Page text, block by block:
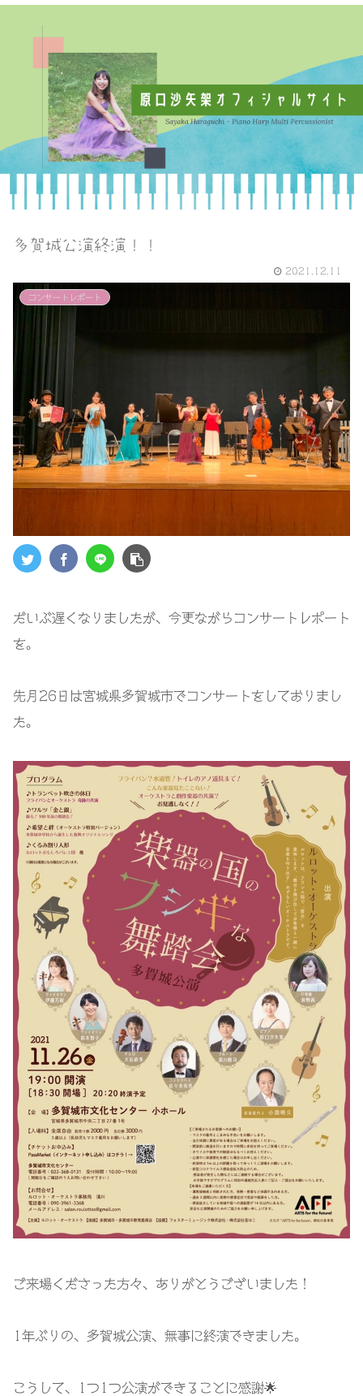
多賀城公演終演！！
2021.12.11
コンサートレポート
だいぶ遅くなりましたが、今更ながらコンサートレポート
を。
先月 26 日は宮城県多賀城市でコンサートをしておりまし
た。
ご来場くださった方々、ありがとうございました！
1 年ぶりの、多賀城公演、無事に終演できました。
こうして、 1 つ 1 つ公演ができることに感謝🌟